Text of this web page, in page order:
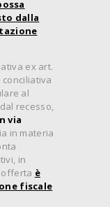
dalla
ex art.
conciliativa
al
recesso,
via
in materia
in
è
fiscale